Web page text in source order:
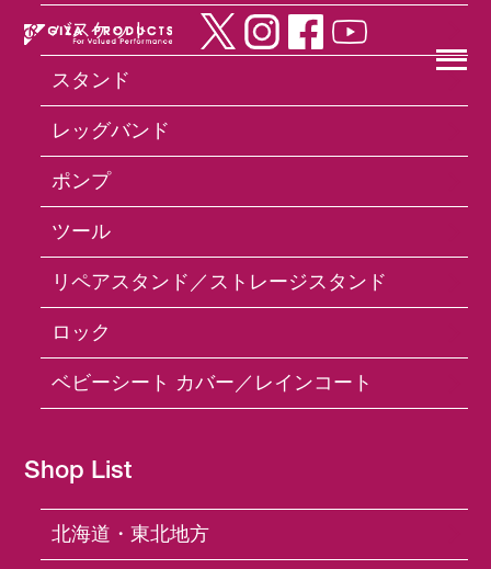
バスケット
スタンド
レッグバンド
ポンプ
ツール
リペアスタンド／ストレージスタンド
ロック
ベビーシート カバー／レインコート
Shop List
北海道・東北地方
Products
タイヤ／チューブ／バルブキャップ
C-1446
C-1446